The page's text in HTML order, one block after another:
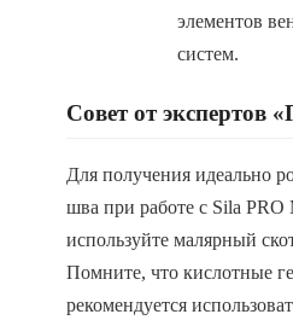
элементов
систем.
Совет от экспертов
Для получения идеально
шва при работе с Sila PRO
используйте малярный
Помните, что кислотные
рекомендуется